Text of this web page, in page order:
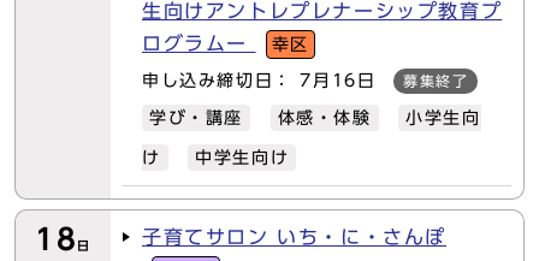
生向けアントレプレナーシップ教育プ
ログラムー
幸区
申し込み締切日： 7月16日 募集終了
学び・講座 体感・体験 小学生向
け 中学生向け
18 日 子育てサロン いち・に・さんぽ